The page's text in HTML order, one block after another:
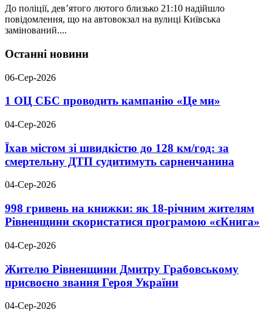
До поліції, дев’ятого лютого близько 21:10 надійшло
повідомлення, що на автовокзал на вулиці Київська
замінований....
Останні новини
06-Сер-2026
1 ОЦ СБС проводить кампанію «Це ми»
04-Сер-2026
Їхав містом зі швидкістю до 128 км/год: за
смертельну ДТП судитимуть сарненчанина
04-Сер-2026
998 гривень на книжки: як 18-річним жителям
Рівненщини скористатися програмою «єКнига»
04-Сер-2026
Жителю Рівненщини Дмитру Грабовському
присвоєно звання Героя України
04-Сер-2026